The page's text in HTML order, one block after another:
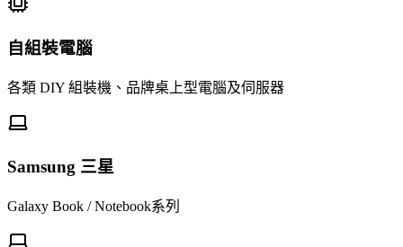
自組裝電腦
各類 DIY 組裝機、品牌桌上型電腦及伺服器
Samsung 三星
Galaxy Book / Notebook系列